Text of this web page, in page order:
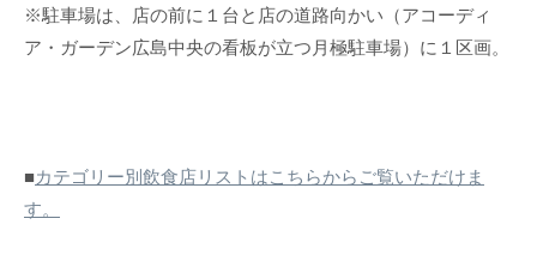
※駐車場は、店の前に１台と店の道路向かい（アコーディ
ア・ガーデン広島中央の看板が立つ月極駐車場）に１区画。
■カテゴリー別飲食店リストはこちらからご覧いただけま
す。